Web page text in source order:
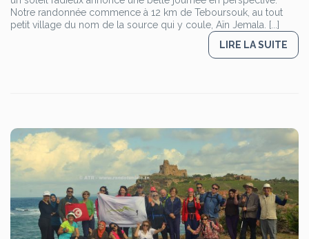
Notre randonnée commence à 12 km de Teboursouk, au tout
petit village du nom de la source qui y coule, Aïn Jemala. [...]
LIRE LA SUITE